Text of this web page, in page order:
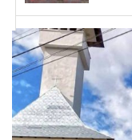
SANATATE
SPORT
SPECIAL
POLITIC